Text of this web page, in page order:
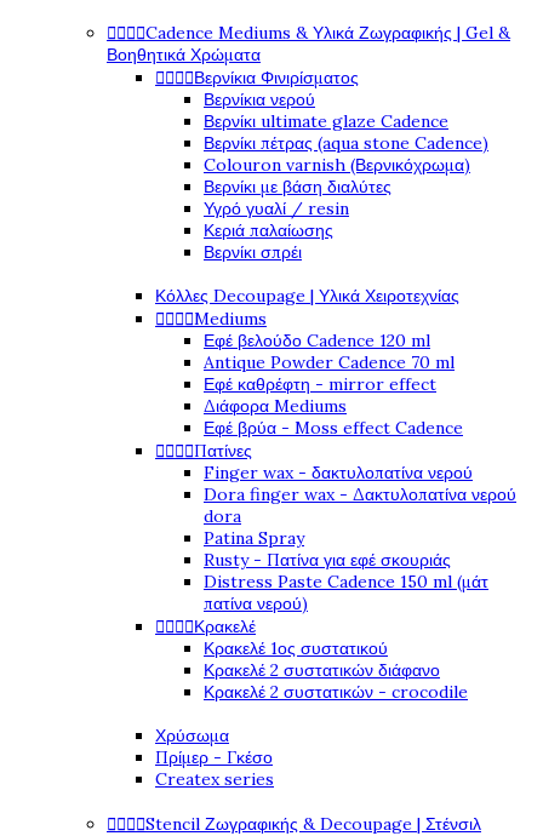
Cadence Mediums & Υλικά Ζωγραφικής | Gel &
Βοηθητικά Χρώματα
Βερνίκια Φινιρίσματος
Βερνίκια νερού
Βερνίκι ultimate glaze Cadence
Βερνίκι πέτρας (aqua stone Cadence)
Colouron varnish (Βερνικόχρωμα)
Βερνίκι με βάση διαλύτες
Υγρό γυαλί / resin
Κεριά παλαίωσης
Βερνίκι σπρέι
Κόλλες Decoupage | Υλικά Χειροτεχνίας
Mediums
Εφέ βελούδο Cadence 120 ml
Antique Powder Cadence 70 ml
Εφέ καθρέφτη - mirror effect
Διάφορα Mediums
Εφέ βρύα - Moss effect Cadence
Πατίνες
Finger wax - δακτυλοπατίνα νερού
Dora finger wax - Δακτυλοπατίνα νερού
dora
Patina Spray
Rusty - Πατίνα για εφέ σκουριάς
Distress Paste Cadence 150 ml (μάτ
πατίνα νερού)
Κρακελέ
Κρακελέ 1ος συστατικού
Κρακελέ 2 συστατικών διάφανο
Κρακελέ 2 συστατικών - crocodile
Χρύσωμα
Πρίμερ - Γκέσο
Createx series
Stencil Ζωγραφικής & Decoupage | Στένσιλ